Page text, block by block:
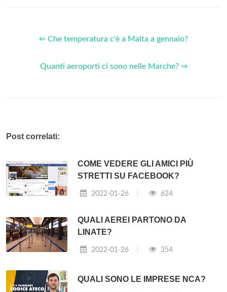
⇐ Che temperatura c'è a Malta a gennaio?
Quanti aeroporti ci sono nelle Marche? ⇒
Post correlati:
COME VEDERE GLI AMICI PIÙ
STRETTI SU FACEBOOK?
2022-01-26 624
QUALI AEREI PARTONO DA
LINATE?
2022-01-26 354
QUALI SONO LE IMPRESE NCA?